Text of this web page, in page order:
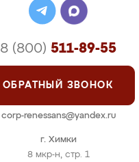
г. Химки
8 мкр-н, стр. 1
8 (800) 511-89-55
ОБРАТНЫЙ ЗВОНОК
corp-renessans@yandex.ru